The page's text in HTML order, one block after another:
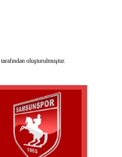
tarafından oluşturulmuştur.